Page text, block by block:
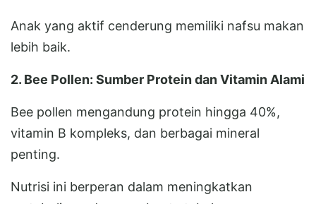
Anak yang aktif cenderung memiliki nafsu makan
lebih baik.
2. Bee Pollen: Sumber Protein dan Vitamin Alami
Bee pollen mengandung protein hingga 40%,
vitamin B kompleks, dan berbagai mineral
penting.
Nutrisi ini berperan dalam meningkatkan